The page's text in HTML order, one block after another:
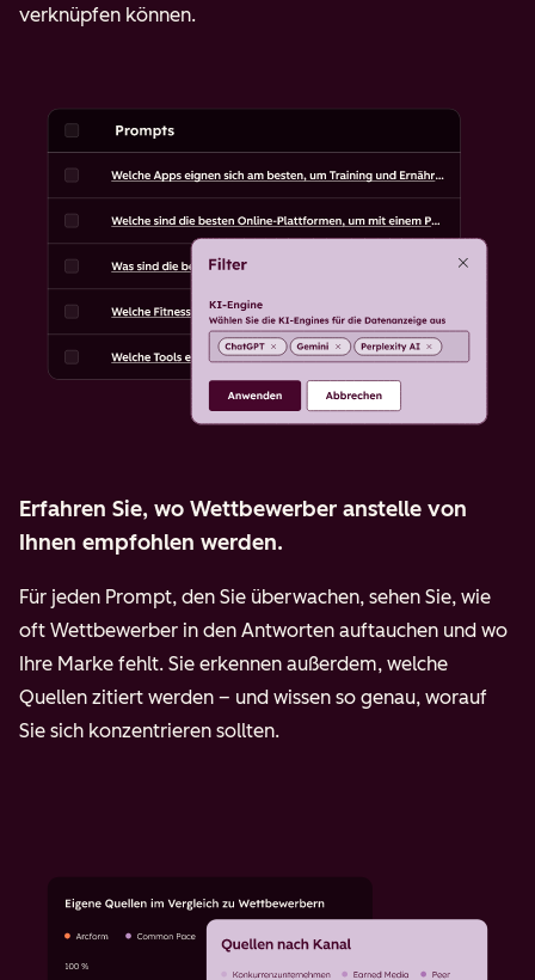
verknüpfen können.
Erfahren Sie, wo Wettbewerber anstelle von
Ihnen empfohlen werden.
Für jeden Prompt, den Sie überwachen, sehen Sie, wie
oft Wettbewerber in den Antworten auftauchen und wo
Ihre Marke fehlt. Sie erkennen außerdem, welche
Quellen zitiert werden – und wissen so genau, worauf
Sie sich konzentrieren sollten.